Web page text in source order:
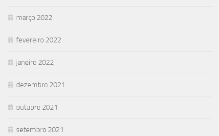
março 2022
fevereiro 2022
janeiro 2022
dezembro 2021
outubro 2021
setembro 2021